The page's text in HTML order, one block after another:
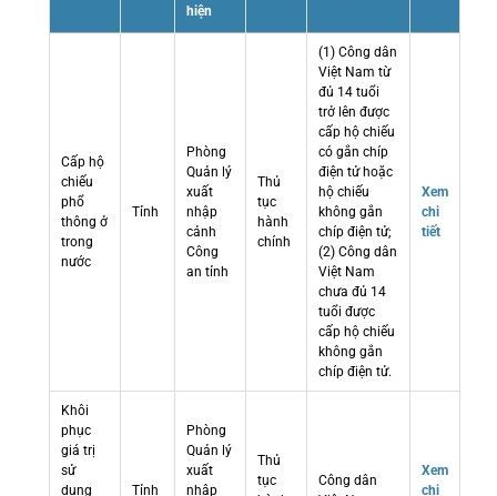
hiện
Cấp hộ
chiếu
phổ
thông ở
trong
nước
Tỉnh
Phòng
Quản lý
xuất
nhập
cảnh
Công
an tỉnh
Thủ
tục
hành
chính
(1) Công dân
Việt Nam từ
đủ 14 tuổi
trở lên được
cấp hộ chiếu
có gắn chíp
điện tử hoặc
hộ chiếu
không gắn
chíp điện tử;
(2) Công dân
Việt Nam
chưa đủ 14
tuổi được
cấp hộ chiếu
không gắn
chíp điện tử.
Xem
chi
tiết
Khôi
phục
giá trị
sử
dụng
Tỉnh
Phòng
Quản lý
xuất
nhập
Thủ
tục
Công dân
Xem
chi